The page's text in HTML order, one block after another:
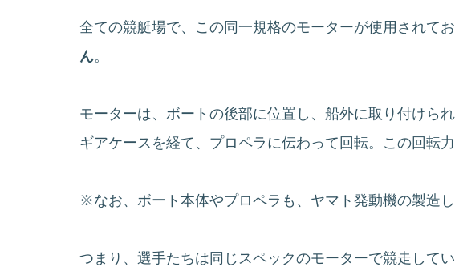
全ての競艇場で、この同一規格のモーターが使用されてお
ん。
モーターは、ボートの後部に位置し、船外に取り付けら
ギアケースを経て、プロペラに伝わって回転。この回転
※なお、ボート本体やプロペラも、ヤマト発動機の製造し
つまり、選手たちは同じスペックのモーターで競走してい